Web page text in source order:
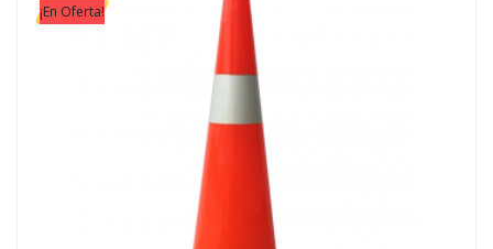
¡En Oferta!